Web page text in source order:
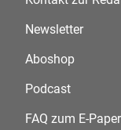
Newsletter
Aboshop
Podcast
FAQ zum E-Paper